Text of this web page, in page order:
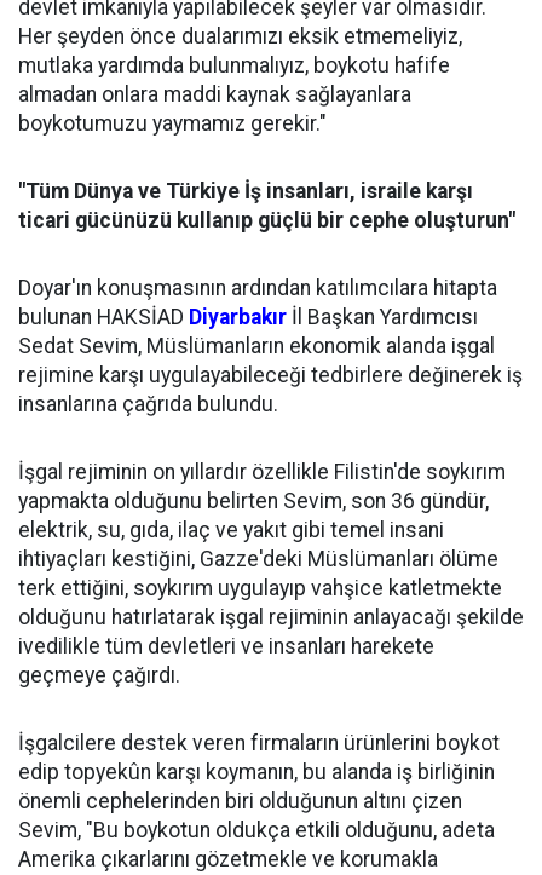
devlet imkanıyla yapılabilecek şeyler var olmasıdır.
Her şeyden önce dualarımızı eksik etmemeliyiz,
mutlaka yardımda bulunmalıyız, boykotu hafife
almadan onlara maddi kaynak sağlayanlara
boykotumuzu yaymamız gerekir."
"Tüm Dünya ve Türkiye İş insanları, israile karşı
ticari gücünüzü kullanıp güçlü bir cephe oluşturun"
Doyar'ın konuşmasının ardından katılımcılara hitapta
bulunan HAKSİAD Diyarbakır İl Başkan Yardımcısı
Sedat Sevim, Müslümanların ekonomik alanda işgal
rejimine karşı uygulayabileceği tedbirlere değinerek iş
insanlarına çağrıda bulundu.
İşgal rejiminin on yıllardır özellikle Filistin'de soykırım
yapmakta olduğunu belirten Sevim, son 36 gündür,
elektrik, su, gıda, ilaç ve yakıt gibi temel insani
ihtiyaçları kestiğini, Gazze'deki Müslümanları ölüme
terk ettiğini, soykırım uygulayıp vahşice katletmekte
olduğunu hatırlatarak işgal rejiminin anlayacağı şekilde
ivedilikle tüm devletleri ve insanları harekete
geçmeye çağırdı.
İşgalcilere destek veren firmaların ürünlerini boykot
edip topyekûn karşı koymanın, bu alanda iş birliğinin
önemli cephelerinden biri olduğunun altını çizen
Sevim, "Bu boykotun oldukça etkili olduğunu, adeta
Amerika çıkarlarını gözetmekle ve korumakla